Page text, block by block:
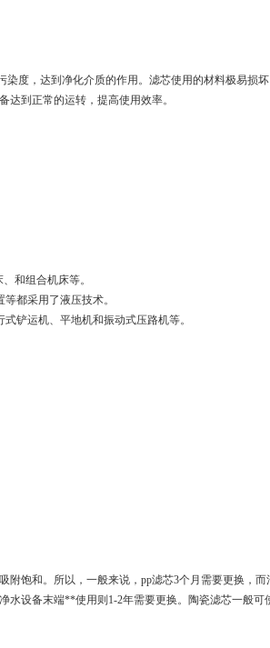
度，达到净化介质的作用。滤芯使用的材料极易损
到正常的运转，提高使用效率。
和组合机床等。
都采用了液压技术。
铲运机、平地机和振动式压路机等。
附饱和。所以，一般来说， pp滤芯3个月需要更换，而
水设备末端**使用则1-2年需要更换。陶瓷滤芯一般可